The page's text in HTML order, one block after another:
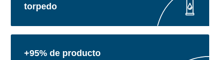
torpedo
+95% de producto